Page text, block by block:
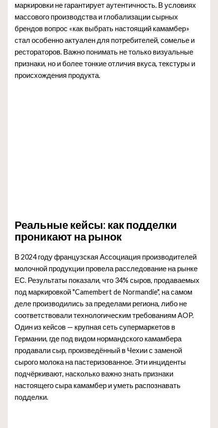
маркировки не гарантирует аутентичность. В условиях
массового производства и глобализации сырных
брендов вопрос «как выбрать настоящий камамбер»
стал особенно актуален для потребителей, сомелье и
рестораторов. Важно понимать не только визуальные
признаки, но и более тонкие отличия вкуса, текстуры и
происхождения продукта.
Реальные кейсы: как подделки
проникают на рынок
В 2024 году французская Ассоциация производителей
молочной продукции провела расследование на рынке
ЕС. Результаты показали, что 34% сыров, продаваемых
под маркировкой "Camembert de Normandie", на самом
деле производились за пределами региона, либо не
соответствовали технологическим требованиям AOP.
Один из кейсов — крупная сеть супермаркетов в
Германии, где под видом нормандского камамбера
продавали сыр, произведённый в Чехии с заменой
сырого молока на пастеризованное. Эти инциденты
подчёркивают, насколько важно знать признаки
настоящего сыра камамбер и уметь распознавать
подделки.